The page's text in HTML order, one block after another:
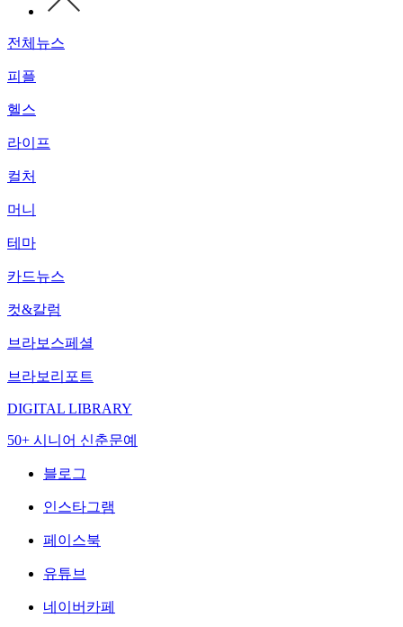
전체뉴스
피플
헬스
라이프
컬처
머니
테마
카드뉴스
컷&칼럼
브라보스페셜
브라보리포트
DIGITAL LIBRARY
50+ 시니어 신춘문예
블로그
인스타그램
페이스북
유튜브
네이버카페